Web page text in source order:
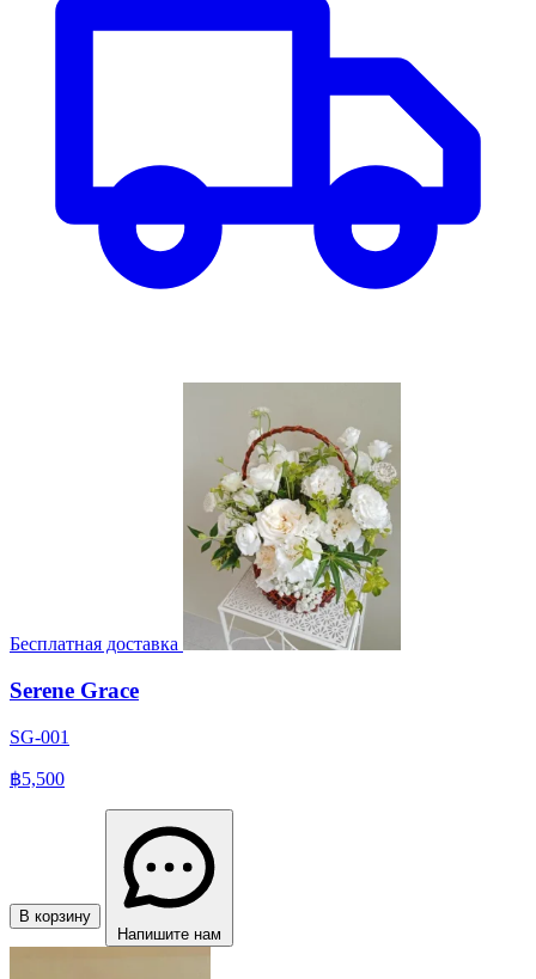
Бесплатная доставка
Serene Grace
SG-001
฿5,500
В корзину
Напишите нам